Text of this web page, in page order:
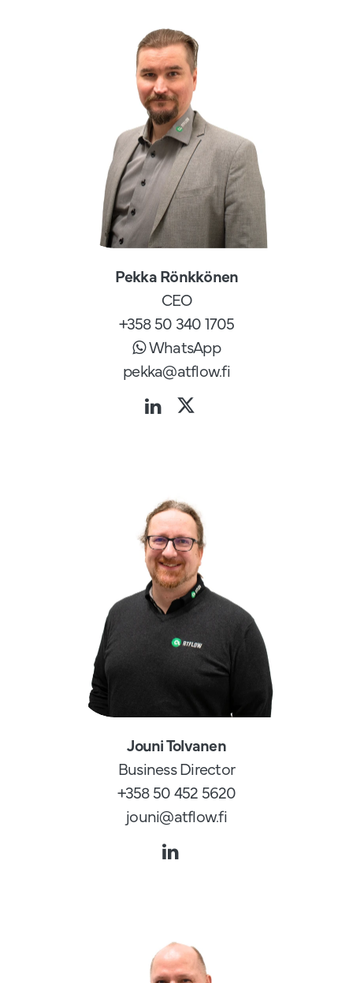
Pekka Rönkkönen
CEO
+358 50 340 1705
WhatsApp
pekka@atflow.fi
Jouni Tolvanen
Business Director
+358 50 452 5620
jouni@atflow.fi